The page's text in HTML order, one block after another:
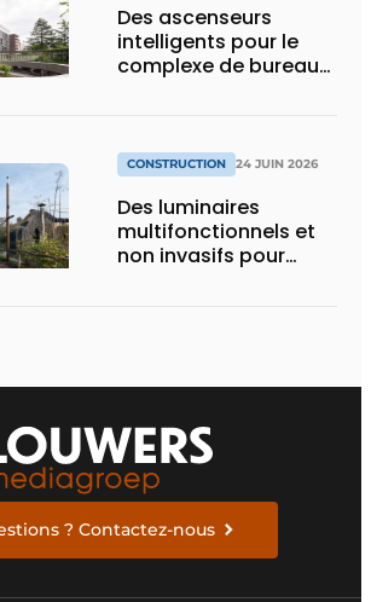
Des ascenseurs
intelligents pour le
complexe de bureaux
CONSTRUCTION 24 JUIN 2026
Des luminaires
multifonctionnels et
non invasifs pour
? Contactez-nous